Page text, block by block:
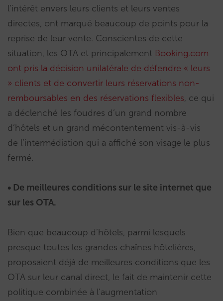
l’intérêt envers leurs clients et leurs ventes
directes, ont marqué beaucoup de points pour la
reprise de leur vente. Conscientes de cette
situation, les OTA et principalement Booking.com
ont pris la décision unilatérale de défendre « leurs
» clients et de convertir leurs réservations non-
remboursables en des réservations flexibles, ce qui
a déclenché les foudres d’un grand nombre
d’hôtels et un grand mécontentement vis-à-vis
de l’intermédiation qui a affiché son visage le plus
fermé.
• De meilleures conditions sur le site internet que
sur les OTA.
Bien que beaucoup d’hôtels, parmi lesquels
presque toutes les grandes chaînes hôtelières,
proposaient déjà de meilleures conditions que les
OTA sur leur canal direct, le fait de maintenir cette
politique combinée à l’augmentation